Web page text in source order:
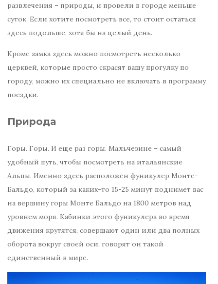
развлечения – природы, и провели в городе меньше
суток. Если хотите посмотреть все, то стоит остаться
здесь подольше, хотя бы на целый день.
Кроме замка здесь можно посмотреть несколько
церквей, которые просто скрасят вашу прогулку по
городу, можно их специально не включать в программу
поездки.
Природа
Горы. Горы. И еще раз горы. Мальчезине – самый
удобный путь, чтобы посмотреть на итальянские
Альпы. Именно здесь расположен фуникулер Монте-
Бальдо, который за каких-то 15-25 минут поднимет вас
на вершину горы Монте Бальдо на 1800 метров над
уровнем моря. Кабинки этого фуникулера во время
движения крутятся, совершают один или два полных
оборота вокруг своей оси, говорят он такой
единственный в мире.